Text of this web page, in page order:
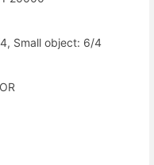
Small object: 6/4